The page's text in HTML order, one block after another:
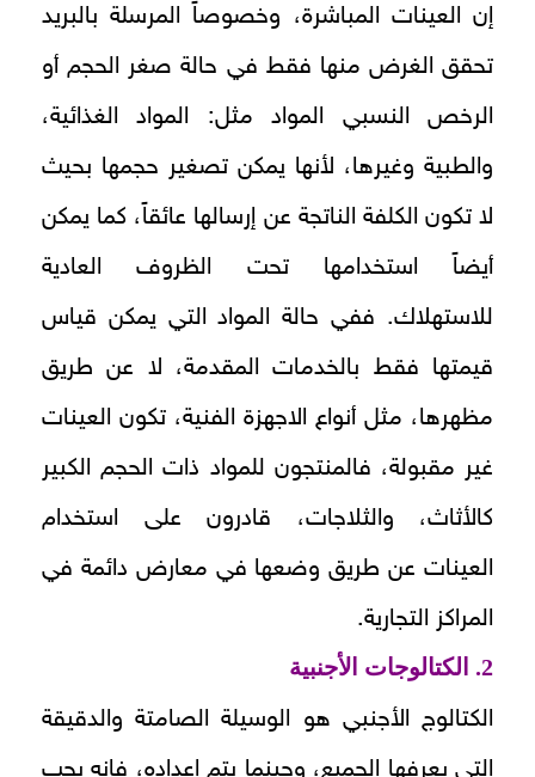
إن العينات المباشرة، وخصوصاً المرسلة بالبريد
تحقق الغرض منها فقط في حالة صغر الحجم أو
الرخص النسبي المواد مثل: المواد الغذائية،
والطبية وغيرها، لأنها يمكن تصغير حجمها بحيث
لا تكون الكلفة الناتجة عن إرسالها عائقاً، كما يمكن
أيضاً استخدامها تحت الظروف العادية
للاستهلاك. ففي حالة المواد التي يمكن قياس
قيمتها فقط بالخدمات المقدمة، لا عن طريق
مظهرها، مثل أنواع الاجهزة الفنية، تكون العينات
غير مقبولة، فالمنتجون للمواد ذات الحجم الكبير
كالأثاث، والثلاجات، قادرون على استخدام
العينات عن طريق وضعها في معارض دائمة في
المراكز التجارية.
2. الكتالوجات الأجنبية
الكتالوج الأجنبي هو الوسيلة الصامتة والدقيقة
التي يعرفها الجميع، وحينما يتم إعداده، فإنه يجب